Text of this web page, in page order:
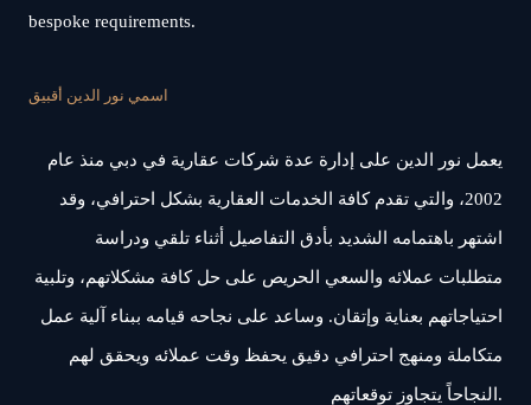
bespoke requirements.
اسمي نور الدين أقبيق
يعمل نور الدين على إدارة عدة شركات عقارية في دبي منذ عام
2002، والتي تقدم كافة الخدمات العقارية بشكل احترافي، وقد
اشتهر باهتمامه الشديد بأدق التفاصيل أثناء تلقي ودراسة
متطلبات عملائه والسعي الحريص على حل كافة مشكلاتهم، وتلبية
احتياجاتهم بعناية وإتقان. وساعد على نجاحه قيامه ببناء آلية عمل
متكاملة ومنهج احترافي دقيق يحفظ وقت عملائه ويحقق لهم
النجاحاً يتجاوز توقعاتهم.